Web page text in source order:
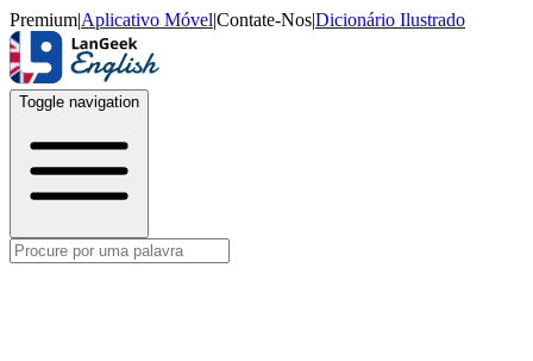
Premium|Aplicativo Móvel|Contate-Nos|Dicionário Ilustrado
Toggle navigation